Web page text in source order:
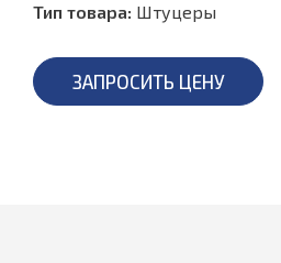
Тип товара: Штуцеры
ЗАПРОСИТЬ ЦЕНУ